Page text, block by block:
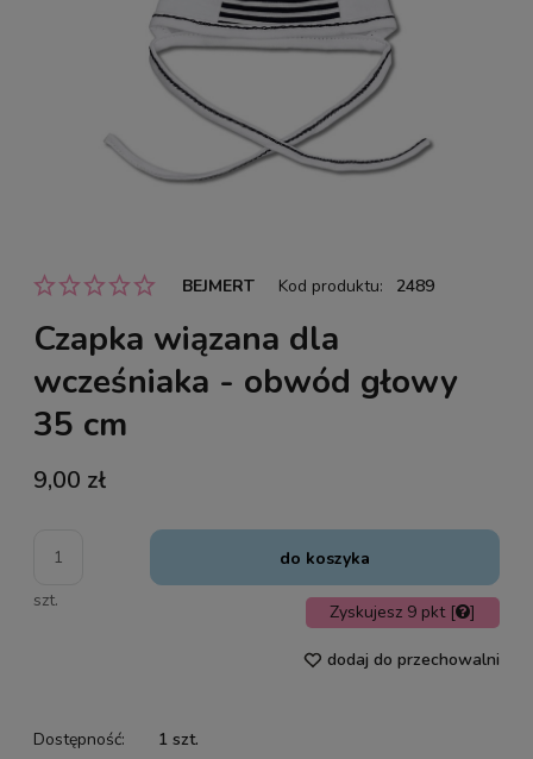
BEJMERT Kod produktu: 2489
Czapka wiązana dla
wcześniaka - obwód głowy
35 cm
9,00 zł
szt.
do koszyka
Zyskujesz 9 pkt [ ]
dodaj do przechowalni
Dostępność:
1 szt.